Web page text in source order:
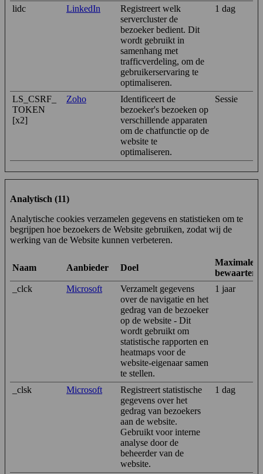
lidc LinkedIn
Registreert welk
servercluster de
bezoeker bedient. Dit
wordt gebruikt in
samenhang met
trafficverdeling, om de
gebruikerservaring te
optimaliseren.
1 dag
LS_CSRF_
TOKEN
[x2]
Zoho
Identificeert de
bezoeker's bezoeken op
verschillende apparaten
om de chatfunctie op de
website te
optimaliseren.
Sessie
Analytisch (11)
Analytische cookies verzamelen gegevens en statistieken om te
begrijpen hoe bezoekers de Website gebruiken, zodat wij de
werking van de Website kunnen verbeteren.
Naam Aanbieder Doel
Maximale
_clck
Microsoft
Verzamelt gegevens
over de navigatie en het
gedrag van de bezoeker
op de website - Dit
wordt gebruikt om
statistische rapporten en
heatmaps voor de
website-eigenaar samen
te stellen.
1 jaar
_clsk Microsoft
Registreert statistische
gegevens over het
gedrag van bezoekers
aan de website.
Gebruikt voor interne
analyse door de
beheerder van de
website.
1 dag